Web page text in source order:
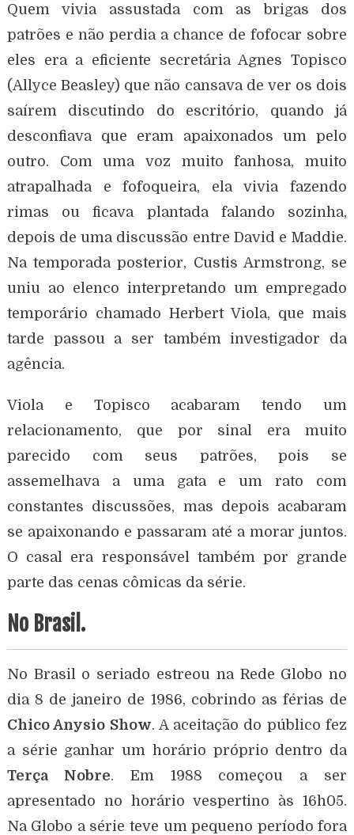
Quem vivia assustada com as brigas dos
patrões e não perdia a chance de fofocar sobre
eles era a eficiente secretária Agnes Topisco
(Allyce Beasley) que não cansava de ver os dois
saírem discutindo do escritório, quando já
desconfiava que eram apaixonados um pelo
outro. Com uma voz muito fanhosa, muito
atrapalhada e fofoqueira, ela vivia fazendo
rimas ou ficava plantada falando sozinha,
depois de uma discussão entre David e Maddie.
Na temporada posterior, Custis Armstrong, se
uniu ao elenco interpretando um empregado
temporário chamado Herbert Viola, que mais
tarde passou a ser também investigador da
agência.
Viola e Topisco acabaram tendo um
relacionamento, que por sinal era muito
parecido com seus patrões, pois se
assemelhava a uma gata e um rato com
constantes discussões, mas depois acabaram
se apaixonando e passaram até a morar juntos.
O casal era responsável também por grande
parte das cenas cômicas da série.
No Brasil.
No Brasil o seriado estreou na Rede Globo no
dia 8 de janeiro de 1986, cobrindo as férias de
Chico Anysio Show. A aceitação do público fez
a série ganhar um horário próprio dentro da
Terça Nobre. Em 1988 começou a ser
apresentado no horário vespertino às 16h05.
Na Globo a série teve um pequeno período fora